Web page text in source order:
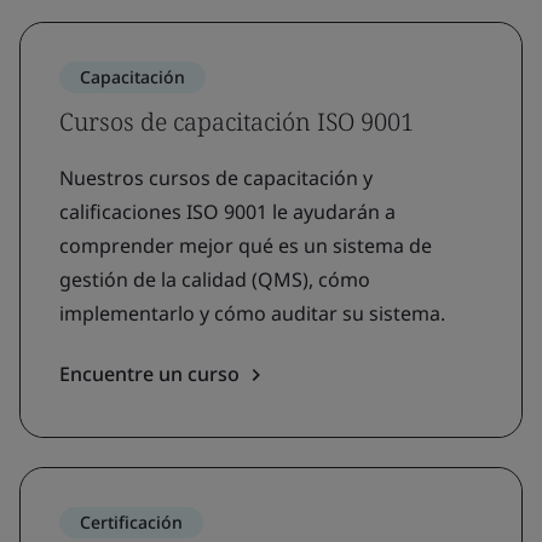
Capacitación
Cursos de capacitación ISO 9001
Nuestros cursos de capacitación y
calificaciones ISO 9001 le ayudarán a
comprender mejor qué es un sistema de
gestión de la calidad (QMS), cómo
implementarlo y cómo auditar su sistema.
Encuentre un curso
Certificación